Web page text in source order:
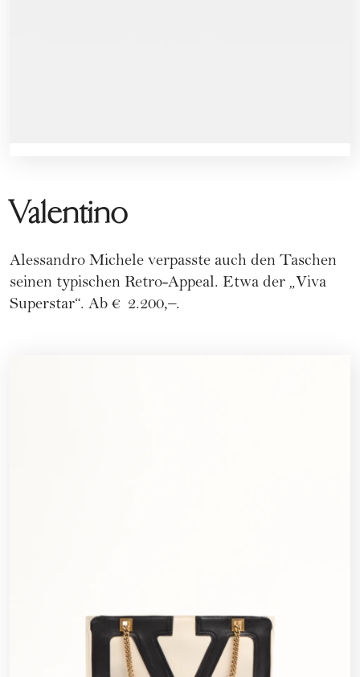
Valentino
Alessandro Michele verpasste auch den Taschen
seinen typischen Retro-Appeal. Etwa der „Viva
Superstar“. Ab € 2.200,–.